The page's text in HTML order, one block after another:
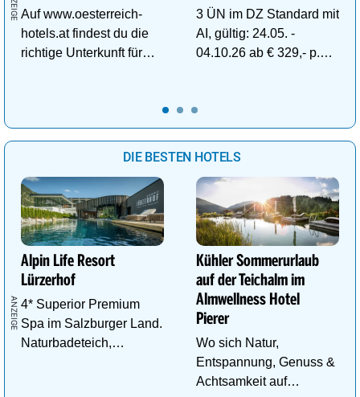
Auf www.oesterreich-
hotels.at findest du die
richtige Unterkunft für
3 ÜN im DZ Standard mit
AI, gültig: 24.05. -
04.10.26 ab € 329,- p.P.
DIE BESTEN HOTELS
Alpin Life Resort
Lürzerhof
4* Superior Premium
Spa im Salzburger Land.
Naturbadeteich,
Kühler Sommerurlaub
auf der Teichalm im
Almwellness Hotel
Pierer
Wo sich Natur,
Entspannung, Genuss &
Achtsamkeit auf